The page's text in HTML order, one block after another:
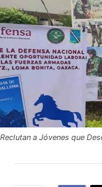
Reclutan a Jóvenes que